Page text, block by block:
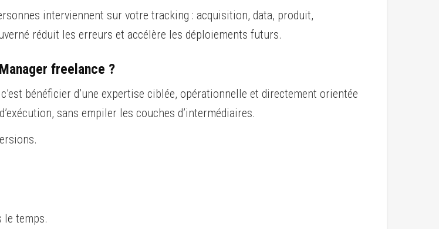
interviennent sur votre tracking : acquisition, data, produit,
réduit les erreurs et accélère les déploiements futurs.
freelance ?
bénéficier d’une expertise ciblée, opérationnelle et directement orientée
sans empiler les couches d’intermédiaires.
le temps.